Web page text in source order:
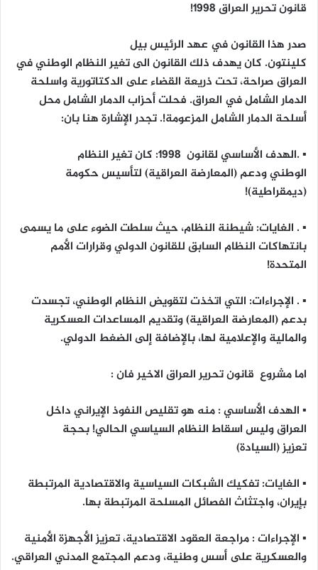
قانون تحرير العراق1998!
صدر هذا القانون في عهد الرئيس بيل
كلينتون. كان يهدف ذلك القانون الى تغير النظام الوطني في
العراق صراحة، تحت ذريعة القضاء على الدكتاتورية واسلحة
الدمار الشامل في العراق. فحلت أحزاب الدمار الشامل محل
أسلحة الدمار الشامل المزعومة!. تجدر الإشارة هنا بان:
▪ .الهدف الأساسي
لقانون 1998: كان تغير النظام
الوطني ودعم (المعارضة العراقية) لتأسيس حكومة
(ديمقراطية)!
▪
. الغايات:شيطنة النظام، حيث سلطت الضوء على ما يسمى
بانتهاكات النظام السابق للقانون الدولي وقرارات الأمم
المتحدة!
▪ . الإجراءات: التي اتخذت لتقويض النظام الوطني، تجسدت
بدعم (المعارضة العراقية) وتقديم المساعدات العسكرية
والمالية والإعلامية لها، بالإضافة إلى الضغط الدولي.
اما مشروع قانون تحرير العراق الاخيرفان:
▪الهدف الأساسي:منه هو تقليص النفوذ الإيراني داخل
العراق وليس اسقاط النظام السياسي الحالي! بحجة
تعزيز (السيادة)
▪الغايات: تفكيك الشبكات السياسية والاقتصادية المرتبطة
بإيران، واجتثاث الفصائل المسلحة المرتبطة بها.
▪الإجراءات: مراجعة العقود الاقتصادية، تعزيز الأجهزة الأمنية
والعسكرية على أسس وطنية، ودعم المجتمع المدني العراقي.